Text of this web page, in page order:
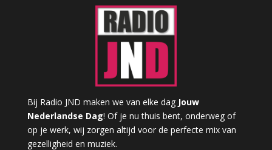
Bij Radio JND maken we van elke dag Jouw
Nederlandse Dag! Of je nu thuis bent, onderweg of
op je werk, wij zorgen altijd voor de perfecte mix van
gezelligheid en muziek.